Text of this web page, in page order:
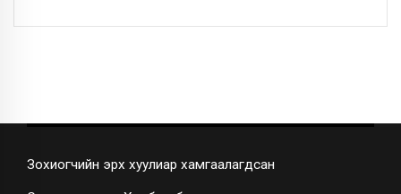
Зохиогчийн эрх хуулиар хамгаалагдсан